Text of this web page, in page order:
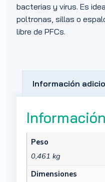
bacterias y virus. Es
poltronas, sillas o
libre de PFCs.
Información
Peso
0,461 kg
Dimensiones